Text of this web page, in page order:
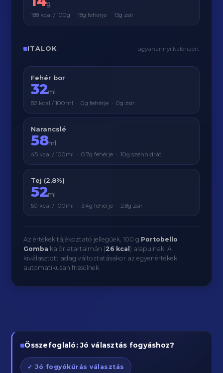
g
188 kcal / 100g · 18g fehérje · 13g zsír
ITALOK ugyanannyi kalóriáért
Fehér bor
32ml
82 kcal / 100ml · 0g fehérje · 0g zsír
Narancslé
58ml
45 kcal / 100ml · 0.7g fehérje · 10g szénhidrát
Tej (2,8%)
52ml
50 kcal / 100ml · 3.4g fehérje · 2.8g zsír
Az értékek tájékoztató jellegűek, 100 g Portobello
Gomba kalóriatartalmán (26 kcal ) alapulnak. A
kiválasztott adag változtatásakor az egyenértékek
automatikusan frissülnek.
Összefoglaló: Jó választás fogyáshoz?
✓ Jó fogyókúrás választás